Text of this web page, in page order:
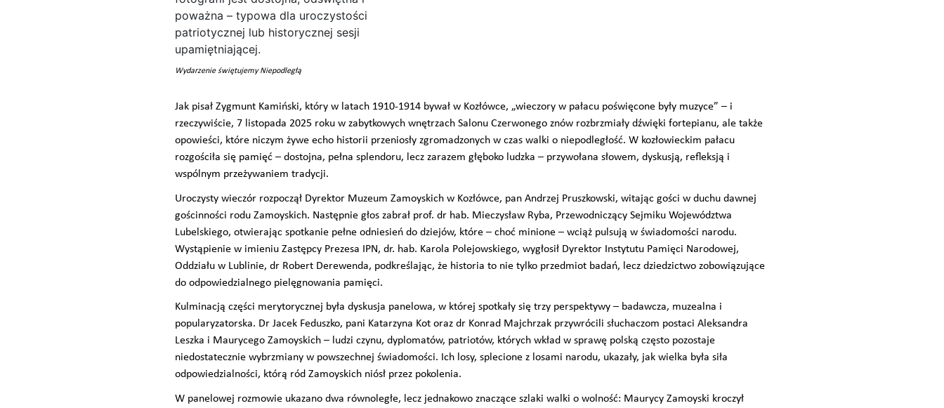
Wydarzenie świętujemy Niepodległą
Jak pisał Zygmunt Kamiński, który w latach 1910-1914 bywał w Kozłówce, „wieczory w pałacu poświęcone były muzyce” – i
rzeczywiście, 7 listopada 2025 roku w zabytkowych wnętrzach Salonu Czerwonego znów rozbrzmiały dźwięki fortepianu, ale także
opowieści, które niczym żywe echo historii przeniosły zgromadzonych w czas walki o niepodległość. W kozłowieckim pałacu
rozgościła się pamięć – dostojna, pełna splendoru, lecz zarazem głęboko ludzka – przywołana słowem, dyskusją, refleksją i
wspólnym przeżywaniem tradycji.
Uroczysty wieczór rozpoczął Dyrektor Muzeum Zamoyskich w Kozłówce, pan Andrzej Pruszkowski, witając gości w duchu dawnej
gościnności rodu Zamoyskich. Następnie głos zabrał prof. dr hab. Mieczysław Ryba, Przewodniczący Sejmiku Województwa
Lubelskiego, otwierając spotkanie pełne odniesień do dziejów, które – choć minione – wciąż pulsują w świadomości narodu.
Wystąpienie w imieniu Zastępcy Prezesa IPN, dr. hab. Karola Polejowskiego, wygłosił Dyrektor Instytutu Pamięci Narodowej,
Oddziału w Lublinie, dr Robert Derewenda, podkreślając, że historia to nie tylko przedmiot badań, lecz dziedzictwo zobowiązujące
do odpowiedzialnego pielęgnowania pamięci.
Kulminacją części merytorycznej była dyskusja panelowa, w której spotkały się trzy perspektywy – badawcza, muzealna i
popularyzatorska. Dr Jacek Feduszko, pani Katarzyna Kot oraz dr Konrad Majchrzak przywrócili słuchaczom postaci Aleksandra
Leszka i Maurycego Zamoyskich – ludzi czynu, dyplomatów, patriotów, których wkład w sprawę polską często pozostaje
niedostatecznie wybrzmiany w powszechnej świadomości. Ich losy, splecione z losami narodu, ukazały, jak wielka była siła
odpowiedzialności, którą ród Zamoyskich niósł przez pokolenia.
W panelowej rozmowie ukazano dwa równoległe, lecz jednakowo znaczące szlaki walki o wolność: Maurycy Zamoyski kroczył